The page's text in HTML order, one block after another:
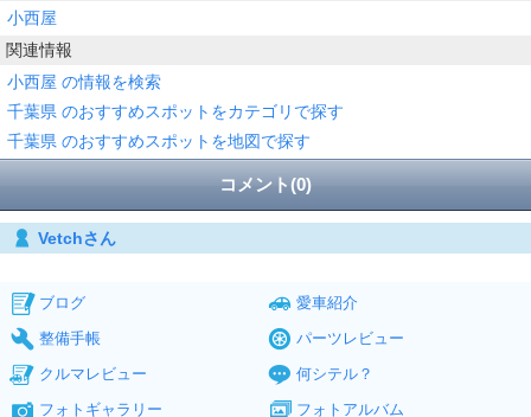
小西屋
関連情報
小西屋 の情報を検索
千葉県 のおすすめスポットをカテゴリで探す
千葉県 のおすすめスポットを地図で探す
コメント(0)
Vetchさん
ブログ
愛車紹介
整備手帳
パーツレビュー
クルマレビュー
何シテル？
フォトギャラリー
フォトアルバム